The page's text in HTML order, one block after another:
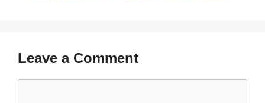
Leave a Comment